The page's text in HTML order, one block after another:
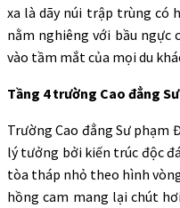
xa là dãy núi trập trùng có
nằm nghiêng với bầu ngực
vào tầm mắt của mọi du
Tầng 4 trường Cao đẳng
Trường Cao đẳng Sư
lý tưởng bởi kiến trúc độc
tòa tháp nhỏ theo hình
hồng cam mang lại chút